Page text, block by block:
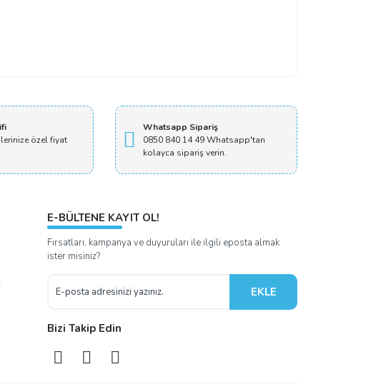
özel fiyat
Whatsapp Sipariş
0850 840 14 49 Whatsapp'tan
kolayca sipariş verin.
E-BÜLTENE KAYIT OL!
Fırsatları, kampanya ve duyuruları ile ilgili eposta almak
ister misiniz?
EKLE
Bizi Takip Edin